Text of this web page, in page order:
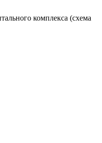
комплекса (схема